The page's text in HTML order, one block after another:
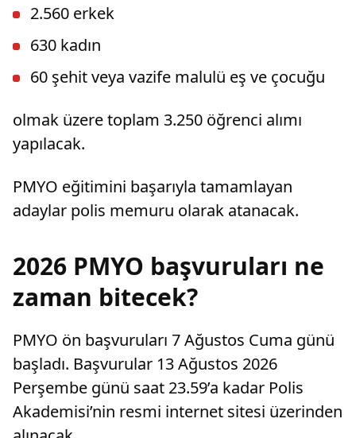
2.560 erkek
630 kadın
60 şehit veya vazife malulü eş ve çocuğu
olmak üzere toplam 3.250 öğrenci alımı
yapılacak.
PMYO eğitimini başarıyla tamamlayan
adaylar polis memuru olarak atanacak.
2026 PMYO başvuruları ne
zaman bitecek?
PMYO ön başvuruları 7 Ağustos Cuma günü
başladı. Başvurular 13 Ağustos 2026
Perşembe günü saat 23.59’a kadar Polis
Akademisi’nin resmi internet sitesi üzerinden